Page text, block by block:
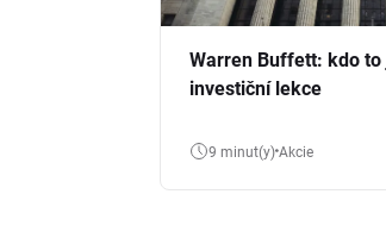
Warren Buffett: kdo
investiční lekce
9 minut(y) Akcie